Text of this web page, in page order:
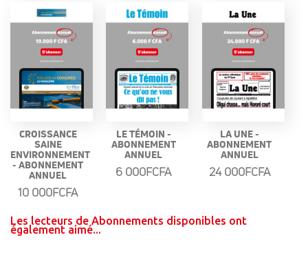
CROISSANCE
SAINE
ENVIRONNEMENT
- ABONNEMENT
ANNUEL
10 000FCFA
LE TÉMOIN -
ABONNEMENT
ANNUEL
6 000FCFA
LA UNE -
ABONNEMENT
ANNUEL
24 000FCFA
Les lecteurs de Abonnements disponibles ont
également aimé...